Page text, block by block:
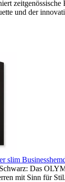
und der
slim
Das
mit Sinn für